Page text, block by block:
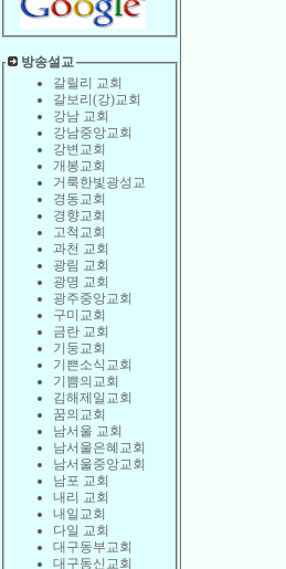
방송설교
갈릴리 교회
갈보리(강)교회
강남 교회
강남중앙교회
강변교회
개봉교회
거룩한빛광성교
경동교회
경향교회
고척교회
과천 교회
광림 교회
광명 교회
광주중앙교회
구미교회
금란 교회
기둥교회
기쁜소식교회
기쁨의교회
김해제일교회
꿈의교회
남서울 교회
남서울은혜교회
남서울중앙교회
남포 교회
내리 교회
내일교회
다일 교회
대구동부교회
대구동신교회